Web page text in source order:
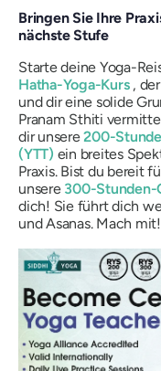
Bringen Sie Ihre
nächste Stufe
Starte deine Yoga-
Hatha-Yoga-Kurs,
und dir eine solide
Pranam Sthiti
dir unsere200-
(YTT) ein breites
Praxis. Bist du bereit
unsere 300-Stunden-
dich! Sie führt dich
und Asanas. Mach mit!